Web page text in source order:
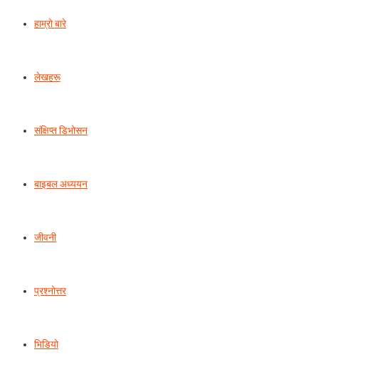
हाम्रो बारे
लेखहरू
संक्षिप्त डिभोसन
बाइबल अध्ययन
जीवनी
प्रश्‍नोत्तर
भिडियो